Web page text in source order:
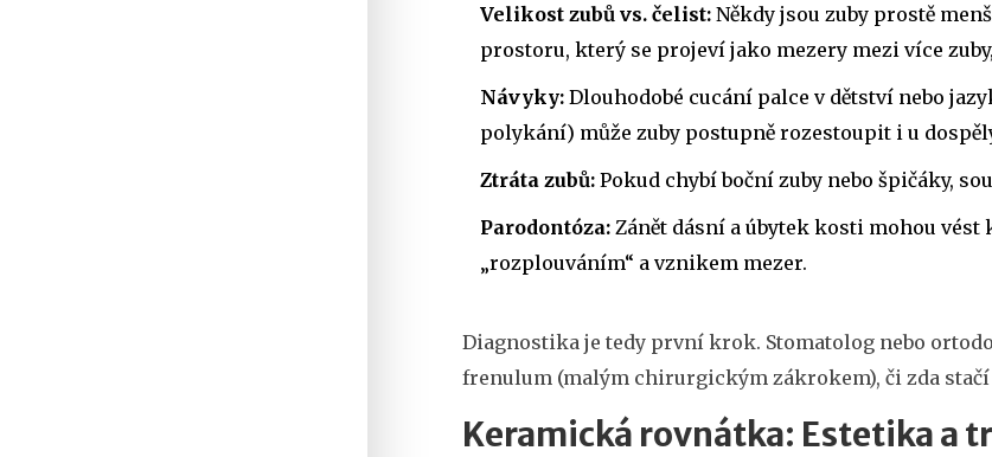
Velikost zubů vs. čelist: Někdy jsou zuby prostě
prostoru, který se projeví jako mezery mezi více
Návyky: Dlouhodobé cucání palce v dětství nebo
polykání) může zuby postupně rozestoupit i u
Ztráta zubů: Pokud chybí boční zuby nebo špičáky,
Parodontóza: Zánět dásní a úbytek kosti mohou vést
„rozplouváním“ a vznikem mezer.
Diagnostika je tedy první krok. Stomatolog nebo
frenulum (malým chirurgickým zákrokem), či zda
Keramická rovnátka: Estetika a